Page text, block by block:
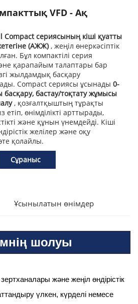
VFD - Ақ
Compact сериясының кіші қуатты
(АЖЖ) , жеңіл өнеркәсіптік
Бұл компактілі серия
қарапайым талаптары бар
жылдамдық басқару
Compact сериясы ұсынады 0-
бастау/тоқтату жұмысы
, қозғалтқыштың тұрақты
өнімділікті арттырады,
және құнын үнемдейді. Кіші
желілер және оқу
қолайлы.
Сұраныс
Ұсынылатын өнімдер
шолуы
және жеңіл өндірістік
үлкен, күрделі немесе